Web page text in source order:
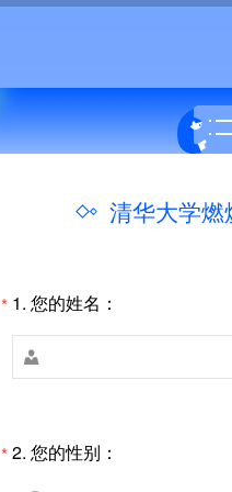
清华大学燃
* 1. 您的姓名：

*2. 您的性别：